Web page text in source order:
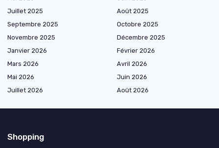
Juillet 2025
Août 2025
Septembre 2025
Octobre 2025
Novembre 2025
Décembre 2025
Janvier 2026
Février 2026
Mars 2026
Avril 2026
Mai 2026
Juin 2026
Juillet 2026
Août 2026
Shopping